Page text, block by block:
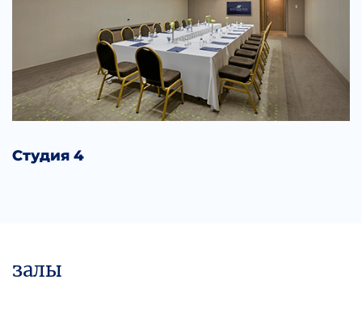
Студия 4
залы